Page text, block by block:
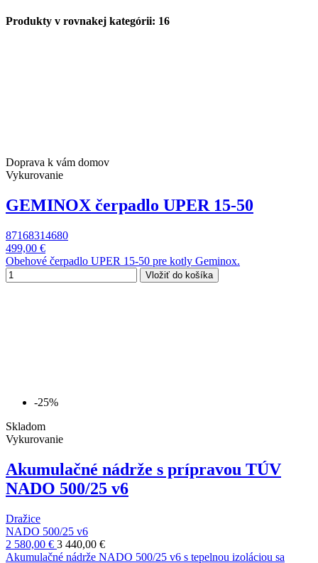
Produkty v rovnakej kategórii: 16
Doprava k vám domov
Vykurovanie
GEMINOX čerpadlo UPER 15-50
87168314680
499,00 €
Obehové čerpadlo UPER 15-50 pre kotly Geminox.
Vložiť do košíka
-25%
Skladom
Vykurovanie
Akumulačné nádrže s prípravou TÚV
NADO 500/25 v6
Dražice
NADO 500/25 v6
2 580,00 € 3 440,00 €
Akumulačné nádrže NADO 500/25 v6 s tepelnou izoláciou sa